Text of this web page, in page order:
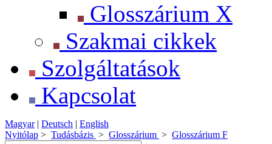
Glosszárium X
Szakmai cikkek
Szolgáltatások
Kapcsolat
Magyar| Deutsch | English
Nyitólap > Tudásbázis > Glosszárium > Glosszárium F